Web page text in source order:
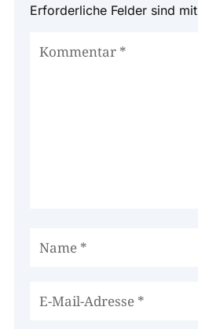
Erforderliche Felder sind mit